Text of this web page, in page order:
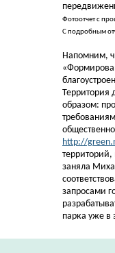
Фотоотчет с
С подробным
Напомним,
Территория
образом:
http://
территорий,
заняла
запросами
парка уже в